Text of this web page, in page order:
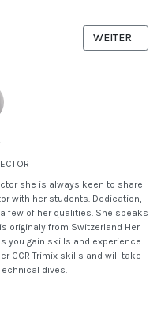
she is always keen to share
with her students. Dedication,
few of her qualities. She speaks
originaly from Switzerland Her
you gain skills and experience
CCR Trimix skills and will take
dives.
FISCHE VONNÄCHSTER
WEITER